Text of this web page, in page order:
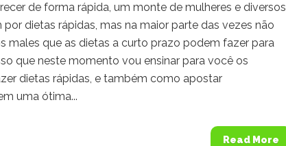
de forma rápida, um monte de mulheres e diversos
dietas rápidas, mas na maior parte das vezes não
males que as dietas a curto prazo podem fazer para
que neste momento vou ensinar para você os
dietas rápidas, e também como apostar
uma ótima...
Read More